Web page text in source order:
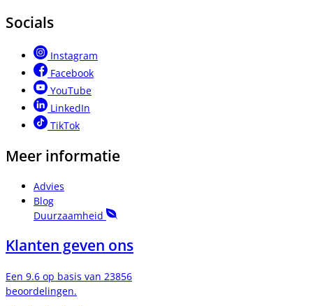
Socials
Instagram
Facebook
YouTube
LinkedIn
TikTok
Meer informatie
Advies
Blog
Duurzaamheid
Klanten geven ons
Een 9.6 op basis van 23856
beoordelingen.